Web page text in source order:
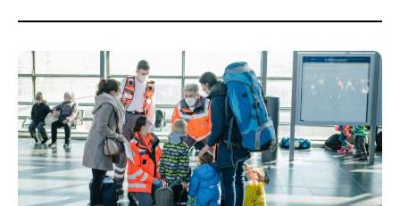
ライター募集